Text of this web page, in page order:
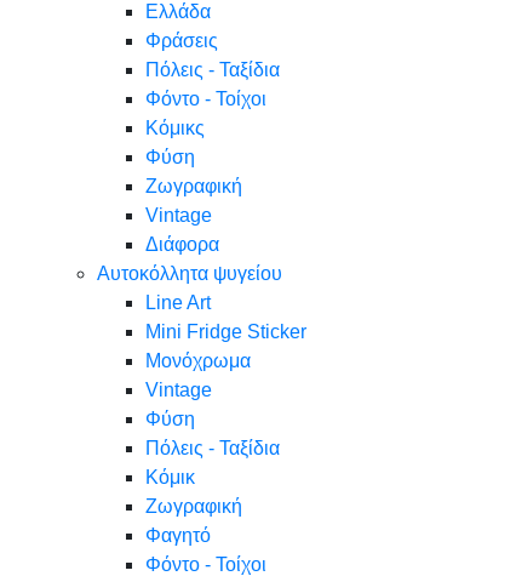
Ελλάδα
Φράσεις
Πόλεις - Ταξίδια
Φόντο - Τοίχοι
Κόμικς
Φύση
Ζωγραφική
Vintage
Διάφορα
Αυτοκόλλητα ψυγείου
Line Art
Mini Fridge Sticker
Μονόχρωμα
Vintage
Φύση
Πόλεις - Ταξίδια
Κόμικ
Ζωγραφική
Φαγητό
Φόντο - Τοίχοι